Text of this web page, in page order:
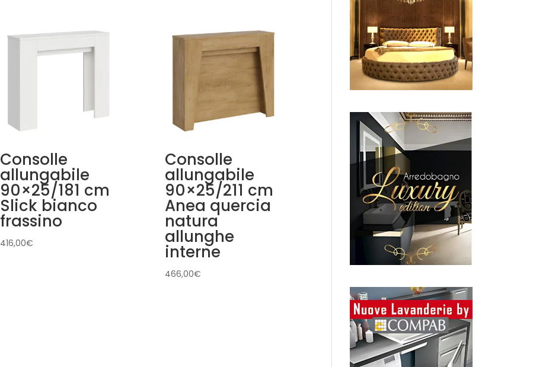
Consolle
allungabile
90×25/181 cm
Slick bianco
frassino
416,00€
Consolle
allungabile
90×25/211 cm
Anea quercia
natura
allunghe
interne
466,00€